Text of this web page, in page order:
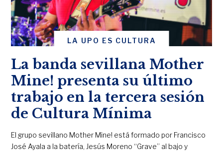
LA UPO ES CULTURA
La banda sevillana Mother
Mine! presenta su último
trabajo en la tercera sesión
de Cultura Mínima
El grupo sevillano Mother Mine! está formado por Francisco
José Ayala a la batería, Jesús Moreno “Grave” al bajo y